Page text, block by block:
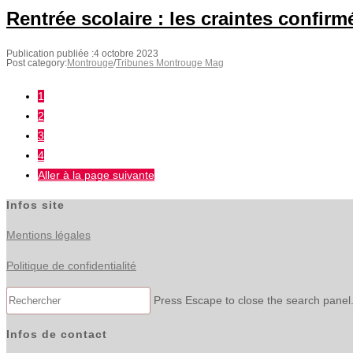
Rentrée scolaire : les craintes
Publication publiée :4 octobre 2023
Post category:Montrouge/Tribunes Montrouge Mag
1
2
3
4
Aller à la page suivante
Infos site
Mentions légales
Politique de confidentialité
Press Escape to close the search panel.
Infos de contact